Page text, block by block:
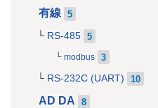
有線 5
RS-485 5
modbus 3
RS-232C (UART) 10
AD DA 8